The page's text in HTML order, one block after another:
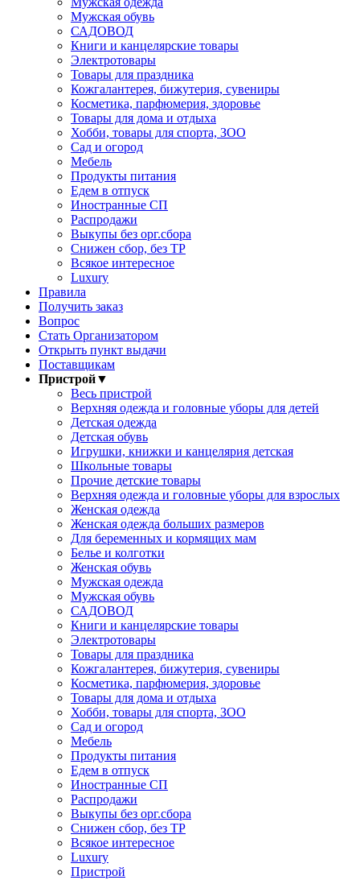
Мужская обувь
САДОВОД
Книги и канцелярские товары
Электротовары
Товары для праздника
Кожгалантерея, бижутерия, сувениры
Косметика, парфюмерия, здоровье
Товары для дома и отдыха
Хобби, товары для спорта, ЗОО
Сад и огород
Мебель
Продукты питания
Едем в отпуск
Иностранные СП
Распродажи
Выкупы без орг.сбора
Снижен сбор, без ТР
Всякое интересное
Luxury
Правила
Получить заказ
Вопрос
Стать Организатором
Открыть пункт выдачи
Поставщикам
Пристрой▼
Весь пристрой
Верхняя одежда и головные уборы для детей
Детская одежда
Детская обувь
Игрушки, книжки и канцелярия детская
Школьные товары
Прочие детские товары
Верхняя одежда и головные уборы для взрослых
Женская одежда
Женская одежда больших размеров
Для беременных и кормящих мам
Белье и колготки
Женская обувь
Мужская одежда
Мужская обувь
САДОВОД
Книги и канцелярские товары
Электротовары
Товары для праздника
Кожгалантерея, бижутерия, сувениры
Косметика, парфюмерия, здоровье
Товары для дома и отдыха
Хобби, товары для спорта, ЗОО
Сад и огород
Мебель
Продукты питания
Едем в отпуск
Иностранные СП
Распродажи
Выкупы без орг.сбора
Снижен сбор, без ТР
Всякое интересное
Luxury
Пристрой